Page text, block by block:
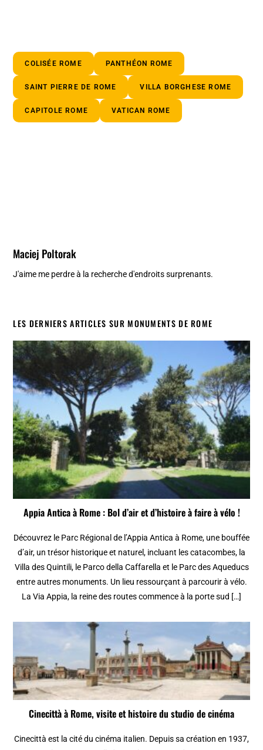
COLISÉE ROME PANTHÉON ROME
SAINT PIERRE DE ROME VILLA BORGHESE ROME
CAPITOLE ROME VATICAN ROME
Maciej Poltorak
J'aime me perdre à la recherche d'endroits surprenants.
LES DERNIERS ARTICLES SUR MONUMENTS DE ROME
Appia Antica à Rome : Bol d’air et d’histoire à faire à vélo !
Découvrez le Parc Régional de l’Appia Antica à Rome, une bouffée
d’air, un trésor historique et naturel, incluant les catacombes, la
Villa des Quintili, le Parco della Caffarella et le Parc des Aqueducs
entre autres monuments. Un lieu ressourçant à parcourir à vélo.
La Via Appia, la reine des routes commence à la porte sud […]
Cinecittà à Rome, visite et histoire du studio de cinéma
Cinecittà est la cité du cinéma italien. Depuis sa création en 1937,